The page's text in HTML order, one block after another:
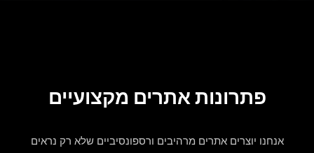
פתרונות אתרים מקצועיים
אנחנו יוצרים אתרים מרהיבים ורספונסיביים שלא רק נראים